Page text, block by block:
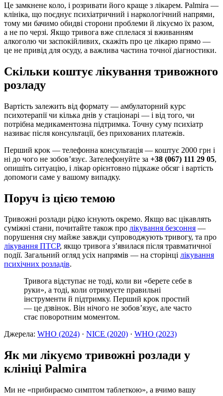
Це замкнене коло, і розривати його краще з лікарем. Palmira —
клініка, що поєднує психіатричний і наркологічний напрями,
тому ми бачимо обидві сторони проблеми й лікуємо їх разом,
а не по черзі. Якщо тривога вже сплелася зі вживанням
алкоголю чи заспокійливих, скажіть про це лікарю прямо —
це не привід для осуду, а важлива частина точної діагностики.
Скільки коштує лікування тривожного
розладу
Вартість залежить від формату — амбулаторний курс
психотерапії чи кілька днів у стаціонарі — і від того, чи
потрібна медикаментозна підтримка. Точну суму психіатр
називає після консультації, без прихованих платежів.
Перший крок — телефонна консультація — коштує 2000 грн і
ні до чого не зобов’язує. Зателефонуйте за +38 (067) 111 29 05,
опишіть ситуацію, і лікар орієнтовно підкаже обсяг і вартість
допомоги саме у вашому випадку.
Поруч із цією темою
Тривожні розлади рідко існують окремо. Якщо вас цікавлять
суміжні стани, почитайте також про лікування безсоння —
порушення сну майже завжди супроводжують тривогу, та про
лікування ПТСР, якщо тривога з’явилася після травматичної
події. Загальний огляд усіх напрямів — на сторінці лікування
психічних розладів.
Тривога відступає не тоді, коли ви «берете себе в
руки», а тоді, коли отримуєте правильні
інструменти й підтримку. Перший крок простий
— це дзвінок. Він нічого не зобов’язує, але часто
стає поворотним моментом.
Джерела: WHO (2024) · NICE (2020) · WHO (2023)
Як ми лікуємо тривожні розлади у
клініці Palmira
Ми не «прибираємо симптом таблеткою», а вчимо вашу